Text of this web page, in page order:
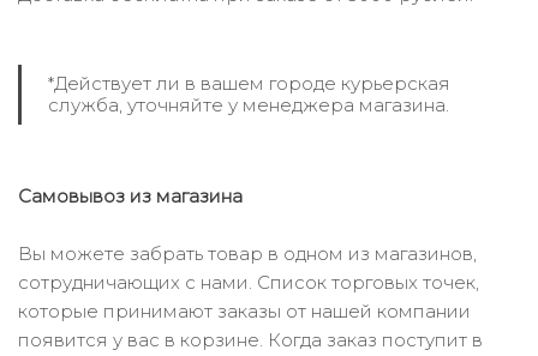
*Действует ли в вашем городе курьерская
служба, уточняйте у менеджера магазина.
Самовывоз из магазина
Вы можете забрать товар в одном из магазинов,
сотрудничающих с нами. Список торговых точек,
которые принимают заказы от нашей компании
появится у вас в корзине. Когда заказ поступит в